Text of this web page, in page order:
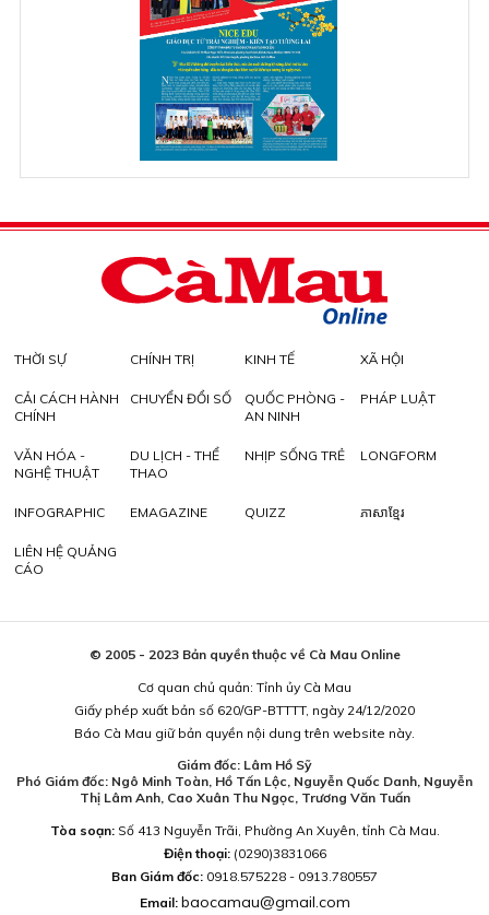
THỜI SỰ CHÍNH TRỊ KINH TẾ XÃ HỘI
CẢI CÁCH HÀNH
CHÍNH
CHUYỂN ĐỔI SỐ
QUỐC PHÒNG -
AN NINH
PHÁP LUẬT
VĂN HÓA -
NGHỆ THUẬT
DU LỊCH - THỂ
THAO
NHỊP SỐNG TRẺ LONGFORM
INFOGRAPHIC EMAGAZINE QUIZZ ភាសាខ្មែរ
LIÊN HỆ QUẢNG
CÁO
© 2005 - 2023 Bản quyền thuộc về Cà Mau Online
Cơ quan chủ quản: Tỉnh ủy Cà Mau
Giấy phép xuất bản số 620/GP-BTTTT, ngày 24/12/2020
Báo Cà Mau giữ bản quyền nội dung trên website này.
Giám đốc: Lâm Hồ Sỹ
Phó Giám đốc: Ngô Minh Toàn, Hồ Tấn Lộc, Nguyễn Quốc Danh, Nguyễn
Thị Lâm Anh, Cao Xuân Thu Ngọc, Trương Văn Tuấn
Tòa soạn:Số 413 Nguyễn Trãi, Phường An Xuyên, tỉnh Cà Mau.
Điện thoại: (0290)3831066
Ban Giám đốc: 0918.575228 - 0913.780557
Email: baocamau@gmail.com